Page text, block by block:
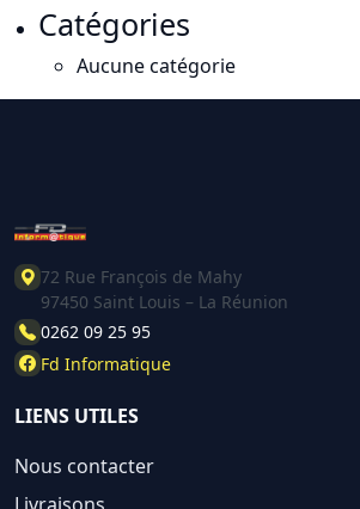
Catégories
Aucune catégorie
72 Rue François de Mahy
97450 Saint Louis – La Réunion
0262 09 25 95
Fd Informatique
LIENS UTILES
Nous contacter